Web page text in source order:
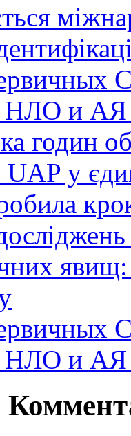
НЛО и
годин
UAP у
НЛО и